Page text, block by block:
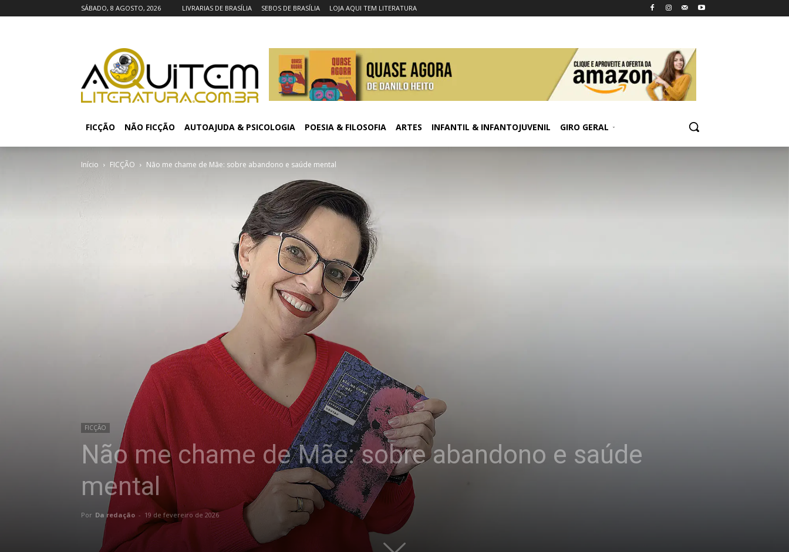
SÁBADO, 8 AGOSTO, 2026 LIVRARIAS DE BRASÍLIA SEBOS DE BRASÍLIA LOJA AQUI TEM LITERATURA
FICÇÃO NÃO FICÇÃO AUTOAJUDA & PSICOLOGIA POESIA & FILOSOFIA ARTES INFANTIL & INFANTOJUVENIL GIRO GERAL
Início FICÇÃO Não me chame de Mãe: sobre abandono e saúde mental
FICÇÃO
Não me chame de Mãe: sobre abandono e saúde
mental
Por Da redação - 19 de fevereiro de 2026